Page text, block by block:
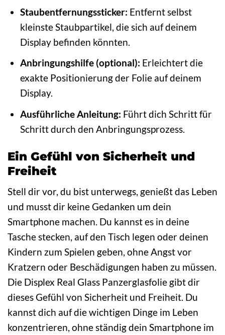
Staubentfernungssticker: Entfernt selbst
kleinste Staubpartikel, die sich auf deinem
Display befinden könnten.
Anbringungshilfe (optional): Erleichtert die
exakte Positionierung der Folie auf deinem
Display.
Ausführliche Anleitung: Führt dich Schritt für
Schritt durch den Anbringungsprozess.
Ein Gefühl von Sicherheit und
Freiheit
Stell dir vor, du bist unterwegs, genießt das Leben
und musst dir keine Gedanken um dein
Smartphone machen. Du kannst es in deine
Tasche stecken, auf den Tisch legen oder deinen
Kindern zum Spielen geben, ohne Angst vor
Kratzern oder Beschädigungen haben zu müssen.
Die Displex Real Glass Panzerglasfolie gibt dir
dieses Gefühl von Sicherheit und Freiheit. Du
kannst dich auf die wichtigen Dinge im Leben
konzentrieren, ohne ständig dein Smartphone im